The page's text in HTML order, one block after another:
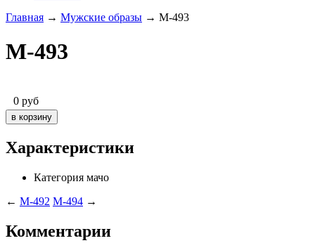
Главная → Мужские образы → M-493
M-493
0 руб
Характеристики
Категория мачо
← M-492 M-494 →
Комментарии